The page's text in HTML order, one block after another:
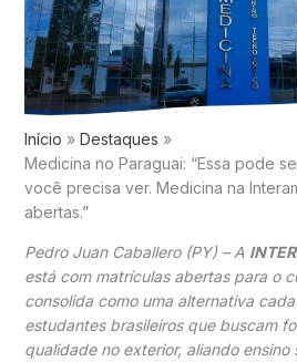
Início
Destaques
Medicina no Paraguai: “Essa pode
você precisa ver. Medicina na
abertas.”
Pedro Juan Caballero (PY) – A
está com matrículas abertas para o
consolida como uma alternativa
estudantes brasileiros que buscam
qualidade no exterior, aliando ensino